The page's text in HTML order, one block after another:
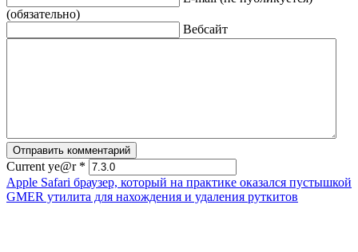
(обязательно)
Вебсайт
Current ye@r *
Apple Safari браузер, который на практике оказался пустышкой
GMER утилита для нахождения и удаления руткитов